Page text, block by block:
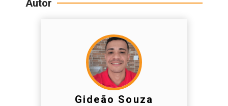
Autor
Gideão Souza